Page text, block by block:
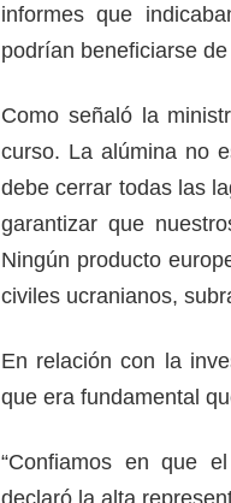
informes que
podrían beneficiarse
Como señaló la
curso. La alúmina no
debe cerrar todas las
garantizar que
Ningún producto
civiles ucranianos,
En relación con la
que era fundamental
“Confiamos en que
declaró la alta